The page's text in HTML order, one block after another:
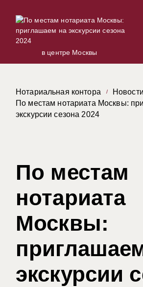
в центре Москвы
Нотариальная контора
Новости
По местам нотариата Москвы:
экскурсии сезона 2024
По местам
нотариата
Москвы:
экскурсии